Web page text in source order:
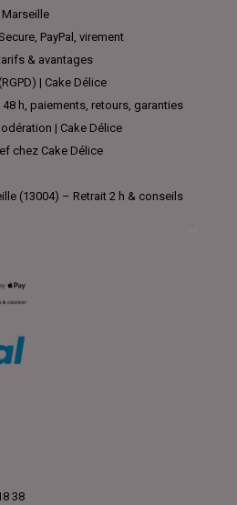
PayPal, virement
& avantages
| Cake Délice
h, paiements, retours, garanties
| Cake Délice
chez Cake Délice
(13004) – Retrait 2 h & conseils
38